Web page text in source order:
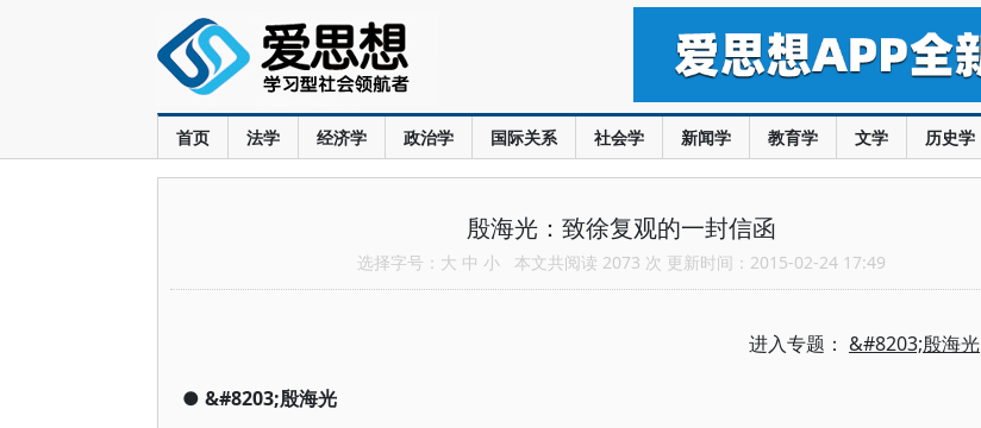
首页 法学 经济学 政治学 国际关系 社会学 新闻学 教育学 文学 历史学
殷海光：致徐复观的一封信函
选择字号： 大 中 小 本文共阅读 2073 次 更新时间：2015-02-24 17:49
进入专题： &#8203;殷海光
● &#8203;殷海光